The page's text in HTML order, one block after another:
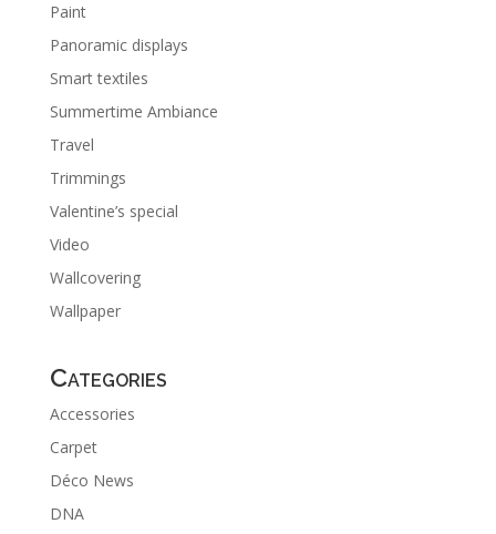
Paint
Panoramic displays
Smart textiles
Summertime Ambiance
Travel
Trimmings
Valentine’s special
Video
Wallcovering
Wallpaper
Categories
Accessories
Carpet
Déco News
DNA